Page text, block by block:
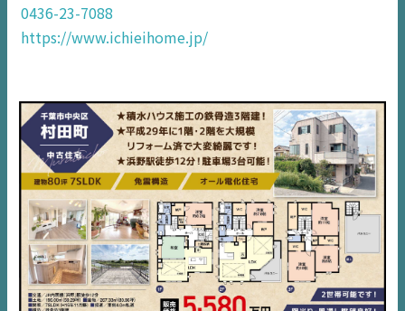
EVENT
市原エリア
千葉エリア
内房エリア
デジタルサイネージ
不動産一括査定
0436-23-7088
https://www.ichieihome.jp/